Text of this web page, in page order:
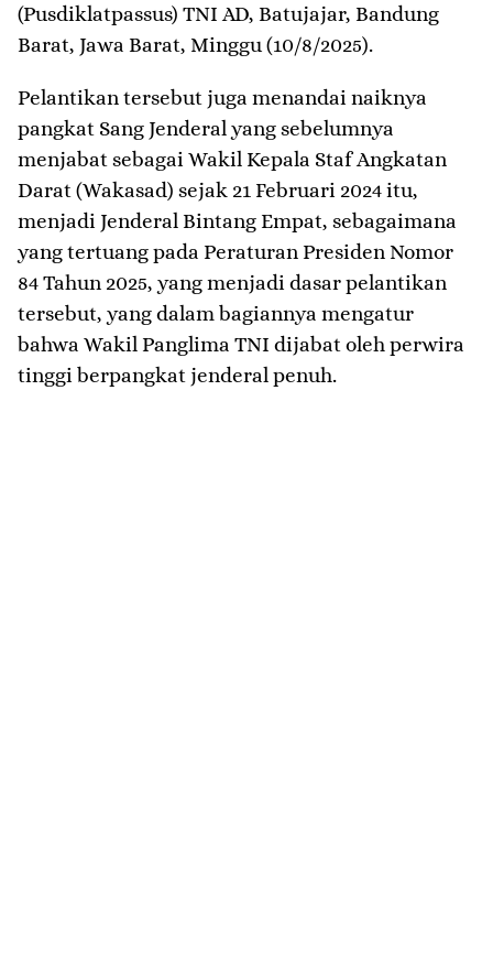
(Pusdiklatpassus) TNI AD, Batujajar, Bandung
Barat, Jawa Barat, Minggu (10/8/2025).
Pelantikan tersebut juga menandai naiknya
pangkat Sang Jenderal yang sebelumnya
menjabat sebagai Wakil Kepala Staf Angkatan
Darat (Wakasad) sejak 21 Februari 2024 itu,
menjadi Jenderal Bintang Empat, sebagaimana
yang tertuang pada Peraturan Presiden Nomor
84 Tahun 2025, yang menjadi dasar pelantikan
tersebut, yang dalam bagiannya mengatur
bahwa Wakil Panglima TNI dijabat oleh perwira
tinggi berpangkat jenderal penuh.